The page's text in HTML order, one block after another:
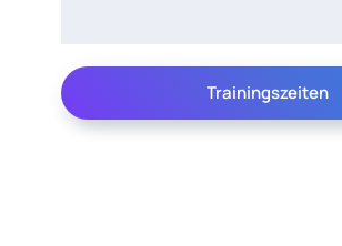
Trainingszeiten